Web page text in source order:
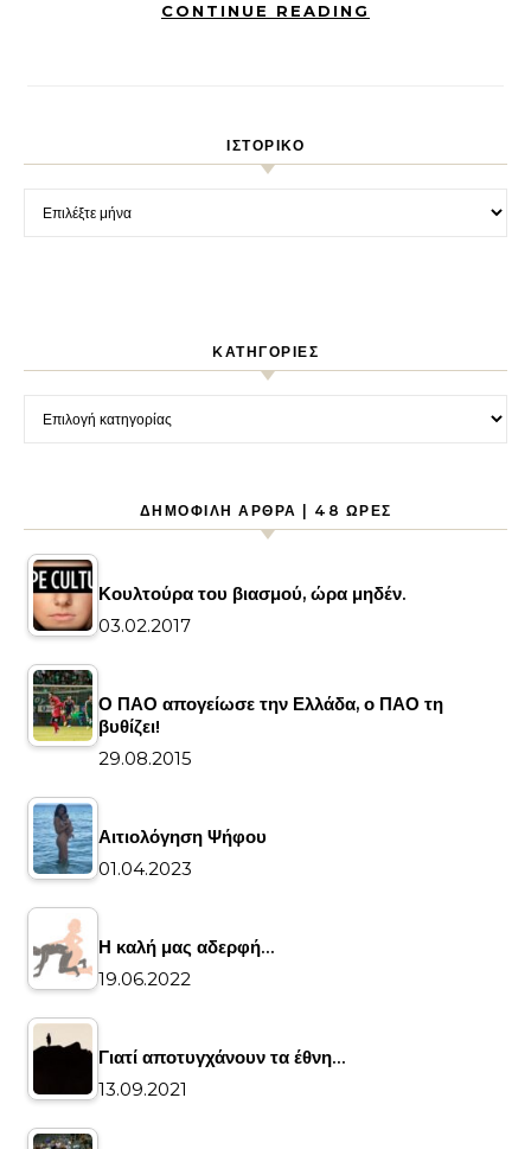
CONTINUE READING
ΙΣΤΟΡΙΚΌ
Ιστορικό
KΑΤΗΓΟΡΊΕΣ
Kατηγορίες
ΔΗΜΟΦΙΛΉ ΆΡΘΡΑ | 48 ΏΡΕΣ
Κουλτούρα του βιασμού, ώρα μηδέν.
03.02.2017
Ο ΠΑΟ απογείωσε την Ελλάδα, ο ΠΑΟ τη
βυθίζει!
29.08.2015
Αιτιολόγηση Ψήφου
01.04.2023
Η καλή μας αδερφή…
19.06.2022
Γιατί αποτυγχάνουν τα έθνη…
13.09.2021